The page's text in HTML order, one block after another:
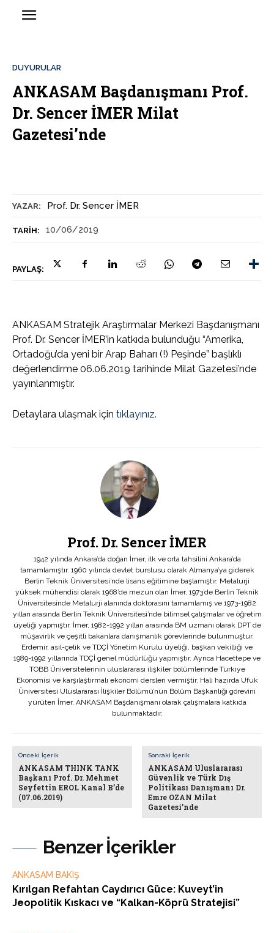
YAZAR: Prof. Dr. Sencer İMER
TARIH: 10/06/2019
PAYLAŞ:
DUYURULAR
ANKASAM Başdanışmanı Prof.
Dr. Sencer İMER Milat
Gazetesi’nde
Benzer İçerikler
ANKASAM BAKIŞ
Kırılgan Refahtan Caydırıcı Güce: Kuveyt’in
Jeopolitik Kıskacı ve “Kalkan-Köprü Stratejisi”
ANKASAM Stratejik Araştırmalar Merkezi Başdanışmanı
Prof. Dr. Sencer İMER’in katkıda bulunduğu “Amerika,
Ortadoğu’da yeni bir Arap Baharı (!) Peşinde” başlıklı
değerlendirme 06.06.2019 tarihinde Milat Gazetesi’nde
yayınlanmıştır.
Detaylara ulaşmak için tıklayınız.
Prof. Dr. Sencer İMER
1942 yılında Ankara’da doğan İmer, ilk ve orta tahsilini Ankara’da
tamamlamıştır. 1960 yılında devlet burslusu olarak Almanya’ya giderek
Berlin Teknik Üniversitesi’nde lisans eğitimine başlamıştır. Metalurji
yüksek mühendisi olarak 1968’de mezun olan İmer, 1973’de Berlin Teknik
Üniversitesinde Metalurji alanında doktorasını tamamlamış ve 1973-1982
yılları arasında Berlin Teknik Üniversitesi’nde bilimsel çalışmalar ve öğretim
üyeliği yapmıştır. İmer, 1982-1992 yılları arasında BM uzmanı olarak DPT de
müşavirlik ve çeşitli bakanlara danışmanlık görevlerinde bulunmuştur.
Erdemir, asil-çelik ve TDÇİ Yönetim Kurulu üyeliği, başkan vekilliği ve
1989-1992 yıllarında TDÇİ genel müdürlüğü yapmıştır. Ayrıca Hacettepe ve
TOBB Üniversitelerinin uluslararası ilişkiler bölümlerinde Türkiye
Ekonomisi ve karşılaştırmalı ekonomi dersleri vermiştir. Hali hazırda Ufuk
Üniversitesi Uluslararası İlişkiler Bölümü’nün Bölüm Başkanlığı görevini
yürüten İmer, ANKASAM Başdanışmanı olarak çalışmalara katkıda
bulunmaktadır.
Önceki İçerik
ANKASAM THINK TANK
Başkanı Prof. Dr. Mehmet
Seyfettin EROL Kanal B’de
(07.06.2019)
Sonraki İçerik
ANKASAM Uluslararası
Güvenlik ve Türk Dış
Politikası Danışmanı Dr.
Emre OZAN Milat
Gazetesi’nde